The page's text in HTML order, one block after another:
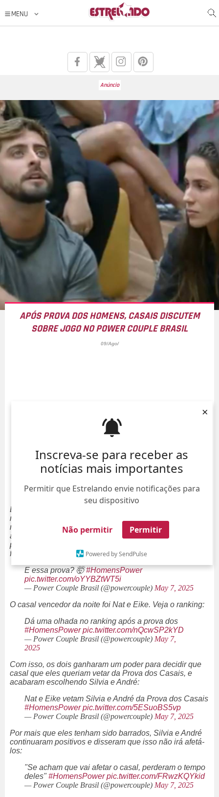
Inscreva-se para receber as
notícias mais importantes
Permitir que Estrelando envie notificações para
seu dispositivo
Não permitir Permitir
Powered by SendPulse
×
APÓSPROVA DOS HOMENS, CASAIS DISCUTEM
SOBRE JOGO NOPOWER COUPLE BRASIL
09/Ago/
Diversas conversas sobre o jogo
reality show
momentos do programa. Isso porque os casais tinham
acabado de sair da
Prova dos Homens
, quando
precisaram escalar uma parede e pegar blocos que
formavam a data de aniversário da parceira.
E essa prova? 🤯#HomensPower
pic.twitter.com/oYYBZtWT5i
— Power Couple Brasil (@powercouple) May 7, 2025
O casal vencedor da noite foi Nat e Eike. Veja o ranking:
Dá uma olhada no ranking após a prova dos
#HomensPower pic.twitter.com/nQcwSP2kYD
— Power Couple Brasil (@powercouple) May 7,
2025
Com isso, os dois ganharam um poder para decidir que
casal que eles queriam vetar da Prova dos Casais, e
acabaram escolhendo Silvia e André:
Nat e Eike vetam Silvia e André da Prova dos Casais
#HomensPower pic.twitter.com/5ESuoBS5vp
— Power Couple Brasil (@powercouple) May 7, 2025
Por mais que eles tenham sido barrados, Silvia e André
continuaram positivos e disseram que isso não irá afetá-
los:
"Se acham que vai afetar o casal, perderam o tempo
deles"#HomensPower pic.twitter.com/FRwzKQYkid
— Power Couple Brasil (@powercouple) May 7, 2025